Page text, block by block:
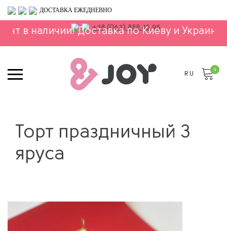
ДОСТАВКА ЕЖЕДНЕВНО
+38 (063) 888 45 95
Доставка по Киеву и Украине! ⚬ Весь
RU
0
Торт праздничный 3
яруса